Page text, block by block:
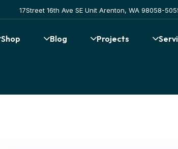
17Street 16th Ave SE Unit Arenton, WA 98058-
Projects
Blog
Shop